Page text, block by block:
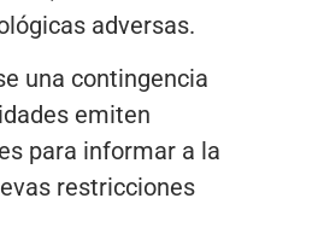
adversas.
una contingencia
emiten
para informar a la
restricciones